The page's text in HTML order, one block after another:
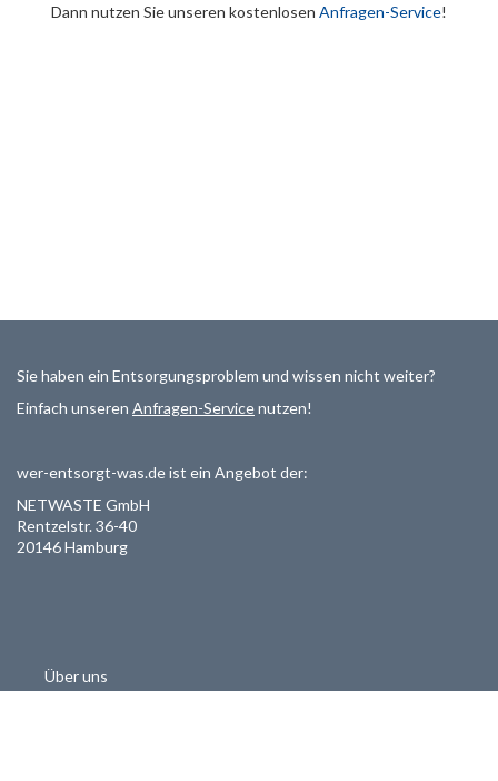
Dann nutzen Sie unseren kostenlosen Anfragen-Service!
Sie haben ein Entsorgungsproblem und wissen nicht weiter?
Einfach unseren Anfragen-Servicenutzen!
wer-entsorgt-was.de ist ein Angebot der:
NETWASTE GmbH
Rentzelstr. 36-40
20146 Hamburg
Über uns